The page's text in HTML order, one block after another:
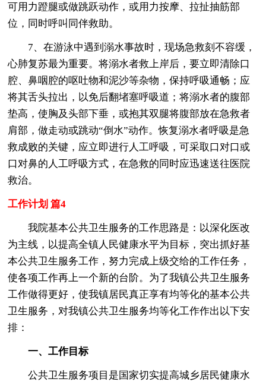
可用力蹬腿或做跳跃动作，或用力按摩、拉扯抽筋部
位，同时呼叫同伴救助。
7、在游泳中遇到溺水事故时，现场急救刻不容缓，
心肺复苏最为重要。将溺水者救上岸后，要立即清除口
腔、鼻咽腔的呕吐物和泥沙等杂物，保持呼吸通畅；应
将其舌头拉出，以免后翻堵塞呼吸道；将溺水者的腹部
垫高，使胸及头部下垂，或抱其双腿将腹部放在急救者
肩部，做走动或跳动“倒水”动作。恢复溺水者呼吸是急
救成败的关键，应立即进行人工呼吸，可采取口对口或
口对鼻的人工呼吸方式，在急救的同时应迅速送往医院
救治。
工作计划 篇4
我院基本公共卫生服务的工作思路是：以深化医改
为主线，以提高全镇人民健康水平为目标，突出抓好基
本公共卫生服务工作，努力完成上级交给的工作任务，
使各项工作再上一个新的台阶。为了我镇公共卫生服务
工作做得更好，使我镇居民真正享有均等化的基本公共
卫生服务，对我镇公共卫生服务均等化工作作出以下安
排：
一、工作目标
公共卫生服务项目是国家切实提高城乡居民健康水